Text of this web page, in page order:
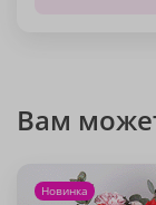
Вам
Новинка